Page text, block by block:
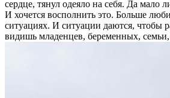
сердце, тянул одеяло на себя. Да мало
И хочется восполнить это. Больше
ситуациях. И ситуации даются, чтобы
видишь младенцев, беременных,